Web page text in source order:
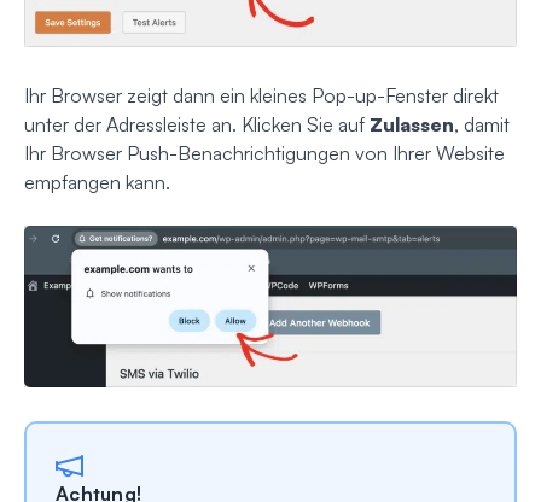
Ihr Browser zeigt dann ein kleines Pop-up-Fenster direkt
unter der Adressleiste an. Klicken Sie auf Zulassen, damit
Ihr Browser Push-Benachrichtigungen von Ihrer Website
empfangen kann.
Achtung!